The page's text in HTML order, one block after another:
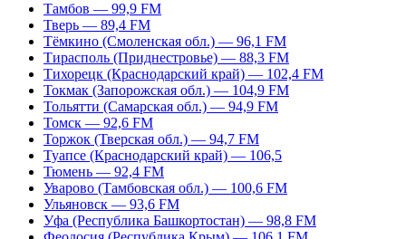
Тамбов — 99,9 FM
Тверь — 89,4 FM
Тёмкино (Смоленская обл.) — 96,1 FM
Тирасполь (Приднестровье) — 88,3 FM
Тихорецк (Краснодарский край) — 102,4 FM
Токмак (Запорожская обл.) — 104,9 FM
Тольятти (Самарская обл.) — 94,9 FM
Томск — 92,6 FM
Торжок (Тверская обл.) — 94,7 FM
Туапсе (Краснодарский край) — 106,5
Тюмень — 92,4 FM
Уварово (Тамбовская обл.) — 100,6 FM
Ульяновск — 93,6 FM
Уфа (Республика Башкортостан) — 98,8 FM